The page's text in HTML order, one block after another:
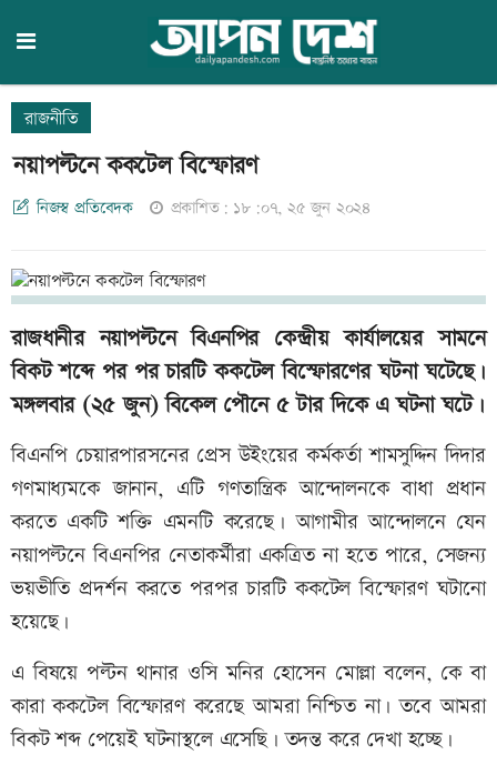
রাজনীতি
নয়াপল্টনে ককটেল বিস্ফোরণ
নিজস্ব প্রতিবেদক প্রকাশিত: ১৮:০৭, ২৫ জুন ২০২৪
রাজধানীর নয়াপল্টনে বিএনপির কেন্দ্রীয় কার্যালয়ের সামনে
বিকট শব্দে পর পর চারটি ককটেল বিস্ফোরণের ঘটনা ঘটেছে।
মঙ্গলবার (২৫ জুন) বিকেল পৌনে ৫ টার দিকে এ ঘটনা ঘটে।
বিএনপি চেয়ারপারসনের প্রেস উইংয়ের কর্মকর্তা ‎শামসুদ্দিন দিদার
গণমাধ্যমকে জানান, এটি গণতান্ত্রিক আন্দোলনকে বাধা প্রধান
করতে একটি শক্তি এমনটি করেছে। আগামীর আন্দোলনে যেন
নয়াপল্টনে বিএনপির নেতাকর্মীরা একত্রিত না হতে পারে, সেজন্য
ভয়ভীতি প্রদর্শন করতে পরপর চারটি ককটেল বিস্ফোরণ ঘটানো
হয়েছে।
এ বিষয়ে পল্টন থানার ওসি মনির হোসেন মোল্লা বলেন, কে বা
কারা ককটেল বিস্ফোরণ করেছে আমরা নিশ্চিত না। তবে আমরা
বিকট শব্দ পেয়েই ঘটনাস্থলে এসেছি। তদন্ত করে দেখা হচ্ছে।